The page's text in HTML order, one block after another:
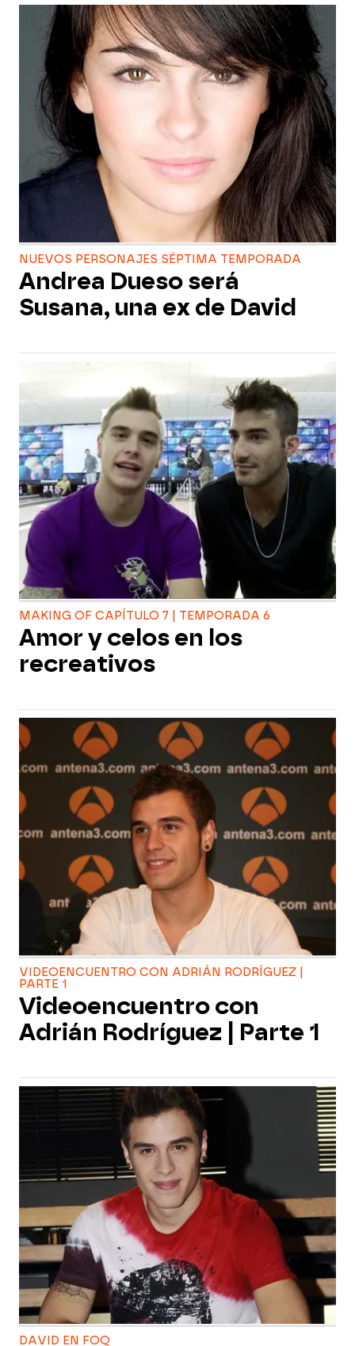
NUEVOS PERSONAJES SÉPTIMA TEMPORADA
Andrea Dueso será
Susana, una ex de David
MAKING OF CAPÍTULO 7 | TEMPORADA 6
Amor y celos en los
recreativos
VIDEOENCUENTRO CON ADRIÁN RODRÍGUEZ |
PARTE 1
Videoencuentro con
Adrián Rodríguez | Parte 1
DAVID EN FOQ